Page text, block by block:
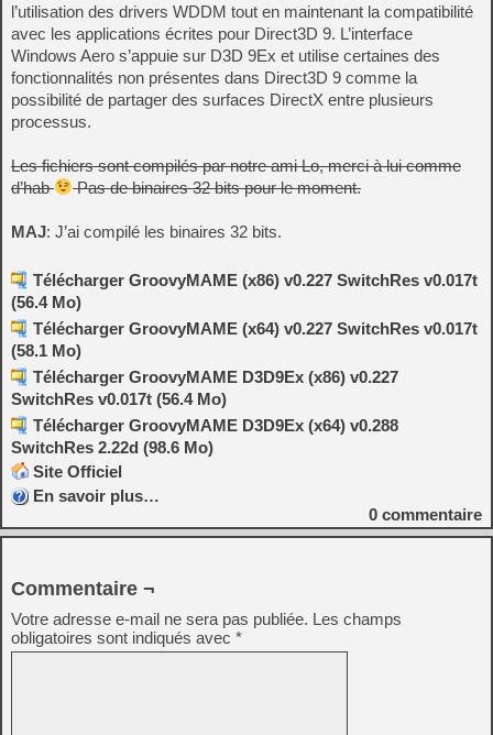
l’utilisation des drivers WDDM tout en maintenant la compatibilité
avec les applications écrites pour Direct3D 9. L’interface
Windows Aero s’appuie sur D3D 9Ex et utilise certaines des
fonctionnalités non présentes dans Direct3D 9 comme la
possibilité de partager des surfaces DirectX entre plusieurs
processus.
Les fichiers sont compilés par notre ami Lo, merci à lui comme
d’hab
Pas de binaires 32 bits pour le moment.
MAJ: J’ai compilé les binaires 32 bits.
Télécharger GroovyMAME (x86) v0.227 SwitchRes v0.017t
(56.4 Mo)
Télécharger GroovyMAME (x64) v0.227 SwitchRes v0.017t
(58.1 Mo)
Télécharger GroovyMAME D3D9Ex (x86) v0.227
SwitchRes v0.017t (56.4 Mo)
Télécharger GroovyMAME D3D9Ex (x64) v0.288
SwitchRes 2.22d (98.6 Mo)
Site Officiel
En savoir plus…
0 commentaire
Commentaire ¬
Votre adresse e-mail ne sera pas publiée. Les champs
obligatoires sont indiqués avec *